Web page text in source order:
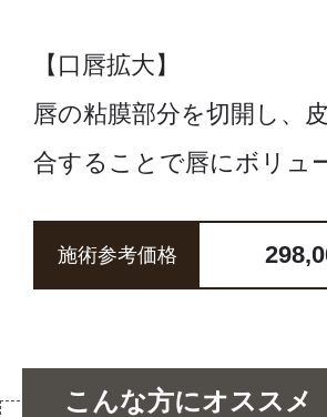
【口唇拡大】
唇の粘膜部分を切開し、
合することで唇にボリュ
施術参考価格
こんな方にオススメ